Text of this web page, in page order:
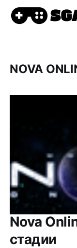
NOVA
Nova
стадии